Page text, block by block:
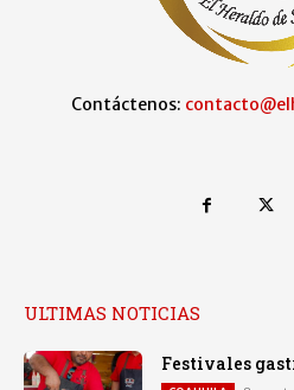
Contáctenos:
ULTIMAS NOTICIAS
Festivales